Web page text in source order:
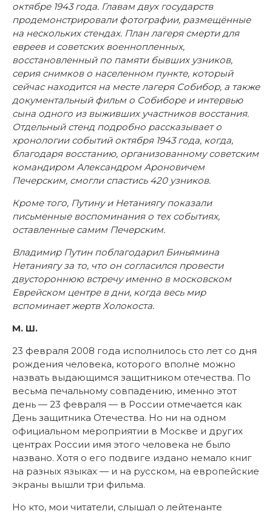
октябре 1943 года. Главам двух государств
продемонстрировали фотографии, размещённые
на нескольких стендах. План лагеря смерти для
евреев и советских военнопленных,
восстановленный по памяти бывших узников,
серия снимков о населенном пункте, который
сейчас находится на месте лагеря Собибор, а также
документальный фильм о Собиборе и интервью
сына одного из выживших участников восстания.
Отдельный стенд подробно рассказывает о
хронологии событий октября 1943 года, когда,
благодаря восстанию, организованному советским
командиром Александром Ароновичем
Печерским, смогли спастись 420 узников.
Кроме того, Путину и Нетаниягу показали
письменные воспоминания о тех событиях,
оставленные самим Печерским.
Владимир Путин поблагодарил Биньямина
Нетаниягу за то, что он согласился провести
двустороннюю встречу именно в московском
Еврейском центре в дни, когда весь мир
вспоминает жертв Холокоста.
М. Ш.
23 февраля 2008 года исполнилось сто лет со дня
рождения человека, которого вполне можно
назвать выдающимся защитником отечества. По
весьма печальному совпадению, именно этот
день — 23 февраля — в России отмечается как
День защитника Отечества. Но ни на одном
официальном мероприятии в Москве и других
центрах России имя этого человека не было
названо. Хотя о его подвиге издано немало книг
на разных языках — и на русском, на европейские
экраны вышли три фильма.
Но кто, мои читатели, слышал о лейтенанте